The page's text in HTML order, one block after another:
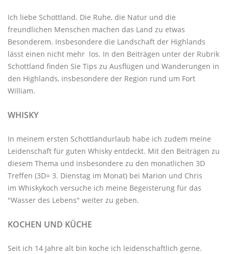
Ich liebe Schottland. Die Ruhe, die Natur und die
freundlichen Menschen machen das Land zu etwas
Besonderem. Insbesondere die Landschaft der Highlands
lässt einen nicht mehr los. In den Beiträgen unter der Rubrik
Schottland finden Sie Tips zu Ausflügen und Wanderungen in
den Highlands, insbesondere der Region rund um Fort
William.
WHISKY
In meinem ersten Schottlandurlaub habe ich zudem meine
Leidenschaft für guten Whisky entdeckt. Mit den Beiträgen zu
diesem Thema und insbesondere zu den monatlichen 3D
Treffen (3D= 3. Dienstag im Monat) bei Marion und Chris
im Whiskykoch versuche ich meine Begeisterung für das
"Wasser des Lebens" weiter zu geben.
KOCHEN UND KÜCHE
Seit ich 14 Jahre alt bin koche ich leidenschaftlich gerne.